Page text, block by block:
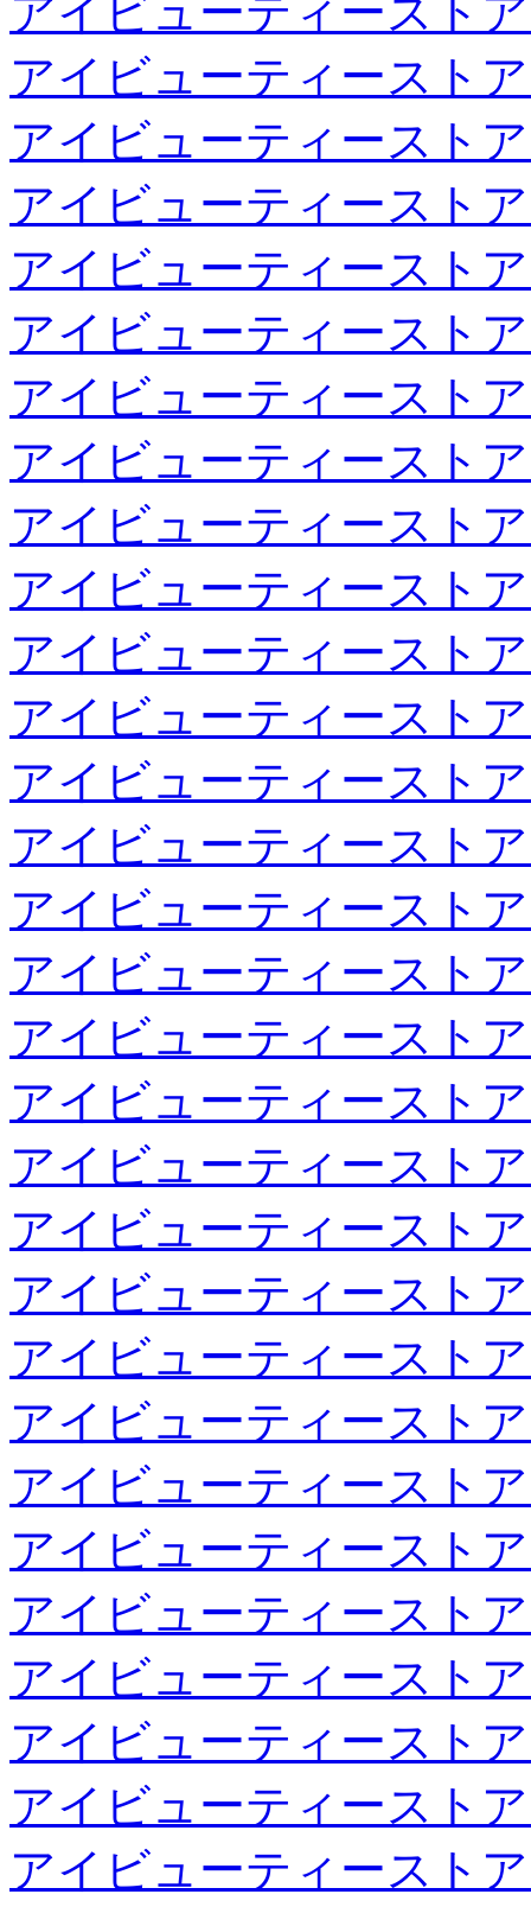
アイビューティースト
アイビューティースト
アイビューティースト
アイビューティースト
アイビューティースト
アイビューティースト
アイビューティースト
アイビューティースト
アイビューティースト
アイビューティースト
アイビューティースト
アイビューティースト
アイビューティースト
アイビューティースト
アイビューティースト
アイビューティースト
アイビューティースト
アイビューティースト
アイビューティースト
アイビューティースト
アイビューティースト
アイビューティースト
アイビューティースト
アイビューティースト
アイビューティースト
アイビューティースト
アイビューティースト
アイビューティースト
アイビューティースト
アイビューティースト